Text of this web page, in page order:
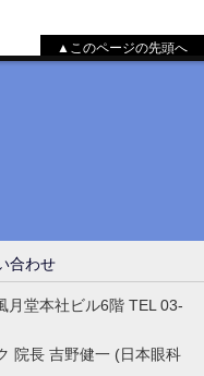
▲このページの先頭へ
合わせ
月堂本社ビル6階 TEL 03-
院長 吉野健一 (日本眼科